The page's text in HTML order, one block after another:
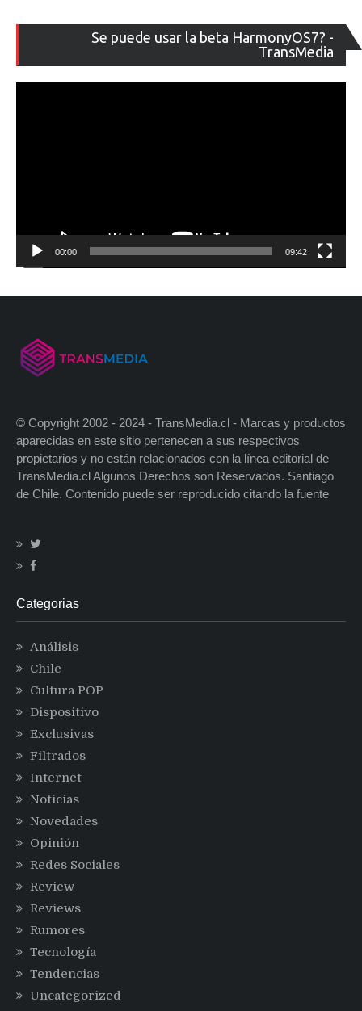
Se puede usar la beta HarmonyOS7? -
TransMedia
de
00:00 09:42
© Copyright 2002 - 2024 - TransMedia.cl - Marcas y productos
aparecidas en este sitio pertenecen a sus respectivos
propietarios y no están relacionados con la línea editorial de
TransMedia.cl Algunos Derechos son Reservados. Santiago
de Chile. Contenido puede ser reproducido citando la fuente
Categorias
Análisis
Chile
Cultura POP
Dispositivo
Exclusivas
Filtrados
Internet
Noticias
Novedades
Opinión
Redes Sociales
Review
Reviews
Rumores
Tecnología
Tendencias
Uncategorized